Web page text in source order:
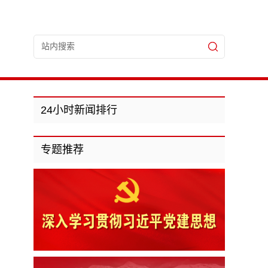
24小时新闻排行
专题推荐